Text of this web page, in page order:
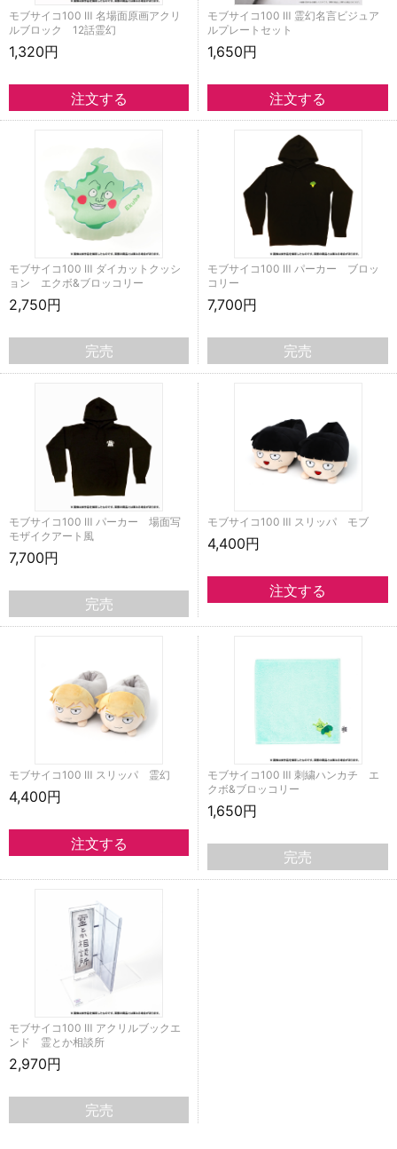
モブサイコ100 Ⅲ 名場面原画アクリ
ルブロック 12話霊幻
1,320円
モブサイコ100 Ⅲ 霊幻名言ビジュア
ルプレートセット
1,650円
モブサイコ100 Ⅲ ダイカットクッシ
ョン エクボ&ブロッコリー
2,750円
完売
モブサイコ100 Ⅲ パーカー ブロッ
コリー
7,700円
完売
モブサイコ100 Ⅲ パーカー 場面写
モザイクアート風
7,700円
完売
モブサイコ100 Ⅲ スリッパ モブ
4,400円
モブサイコ100 Ⅲ スリッパ 霊幻
4,400円
モブサイコ100 Ⅲ 刺繍ハンカチ エ
クボ&ブロッコリー
1,650円
完売
モブサイコ100 Ⅲ アクリルブックエ
ンド 霊とか相談所
2,970円
完売